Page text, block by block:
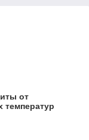
от
температур